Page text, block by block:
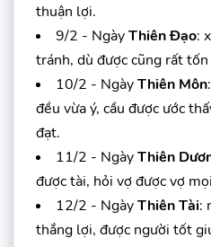
thuận lợi.
9/2 - NgàyThiên Đạo:
tránh, dù được cũng rất
10/2 - NgàyThiên Môn
đều vừa ý, cầu được ước
đạt.
11/2 - NgàyThiên
được tài, hỏi vợ được vợ
12/2 - NgàyThiên Tài:
thắng lợi, được người tốt